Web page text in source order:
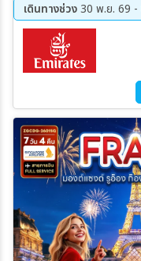
ห้างลา ซามาริแตง – La vallee outlet - ถ่ายรูปพระราชวังฟงแตนโบล
- ดิจอง - ลูเซิร์น - อนุสาวรี
เมืองซุก - ซูริค - สถานีกรินเดอร์วาร์ล - ขึ้นกระเช้าลอยฟ้า Eiger
Express และ นั่งรถไฟสู่ยอดเขาจุงเฟรา – ชม
แข็ง - อินเตอร์ลาเคน – มิ
มิลาน – แกลเลอรี วิคเตอ
เดินทางช่วง30 พ.ย. 69 -
30 พ.ย. 69 - 07 ธ.ค. 69